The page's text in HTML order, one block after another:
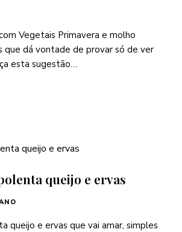
Vegetais Primavera e molho
que dá vontade de provar só de ver
esta sugestão…
queijo e ervas
queijo e ervas que vai amar, simples